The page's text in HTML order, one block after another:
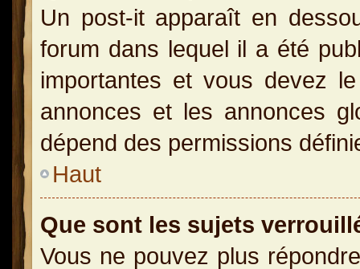
Un post-it apparaît en
forum dans lequel il a été
importantes et vous devez
annonces et les annonces
dépend des permissions
Haut
Que sont les sujets
Vous ne pouvez plus